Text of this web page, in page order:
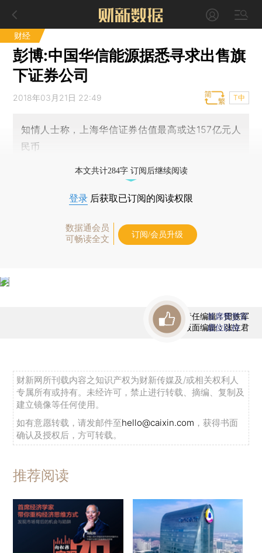
财经
彭博:中国华信能源据悉寻求出售旗
下证券公司
2018年03月21日 22:49 T中
知情人士称，上海华信证券估值最高或达157亿元人
民币
本文共计284字 订阅后继续阅读
登录 后获取已订阅的阅读权限
数据通会员
可畅读全文
订阅/会员升级
责任编辑：田铁军
版面编辑：张立君
首席赞赏官
虚位以待
财新网所刊载内容之知识产权为财新传媒及/或相关权利人
专属所有或持有。未经许可，禁止进行转载、摘编、复制及
建立镜像等任何使用。
如有意愿转载，请发邮件至hello@caixin.com ，获得书面
确认及授权后，方可转载。
推荐阅读